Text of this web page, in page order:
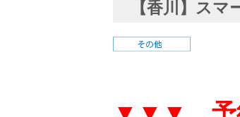
【香川】ス